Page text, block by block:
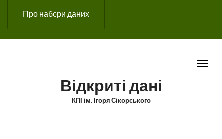
Про набори даних
Відкриті дані
КПІ ім. Ігоря Сікорського